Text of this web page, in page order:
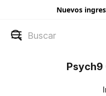
Nuevos
Psych9